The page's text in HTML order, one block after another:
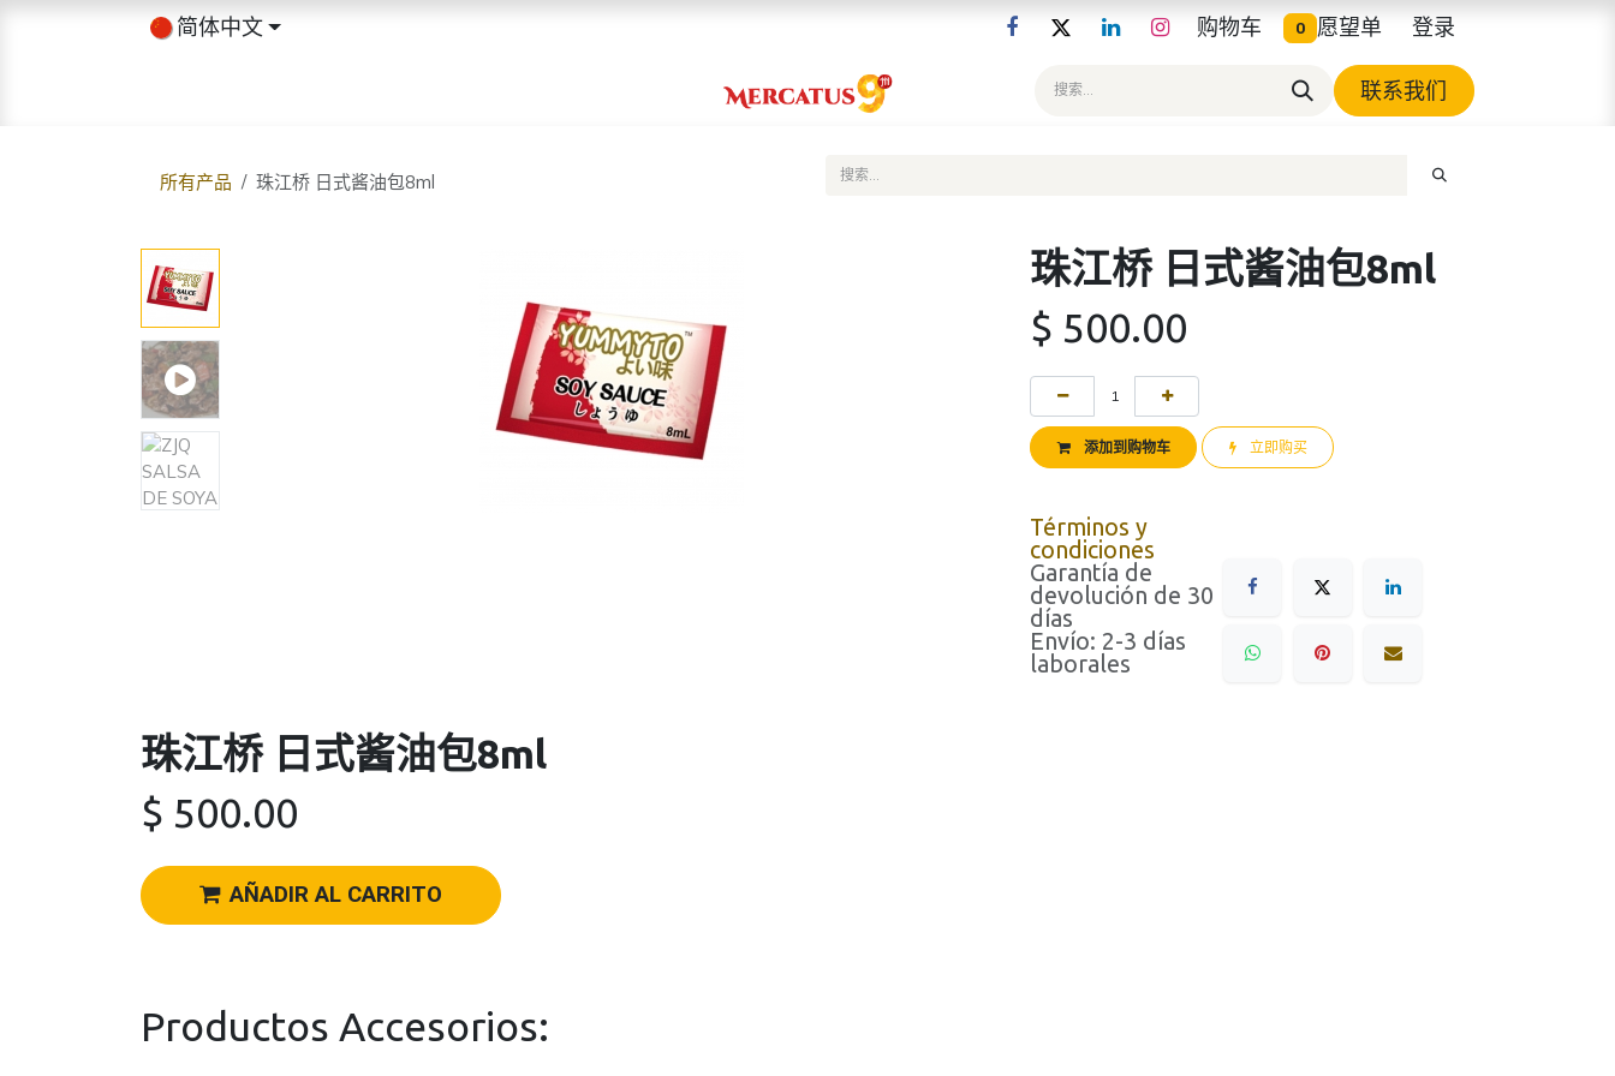
简体中文 购物车 0 愿望单 登录
联系我们
所有产品 珠江桥 日式酱油包8ml
珠江桥 日式酱油包8ml
$ 500.00
添加到购物车 立即购买
Términos y
condiciones
Garantía de
devolución de 30
días
Envío: 2-3 días
laborales
珠江桥 日式酱油包8ml
$ 500.00
AÑADIR AL CARRITO
Productos Accesorios: